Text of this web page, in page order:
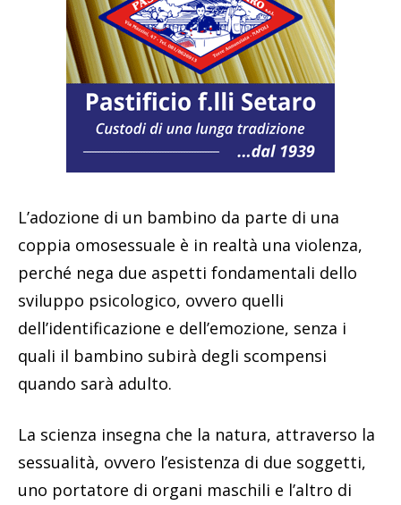
L’adozione di un bambino da parte di una
coppia omosessuale è in realtà una violenza,
perché nega due aspetti fondamentali dello
sviluppo psicologico, ovvero quelli
dell’identificazione e dell’emozione, senza i
quali il bambino subirà degli scompensi
quando sarà adulto.
La scienza insegna che la natura, attraverso la
sessualità, ovvero l’esistenza di due soggetti,
uno portatore di organi maschili e l’altro di